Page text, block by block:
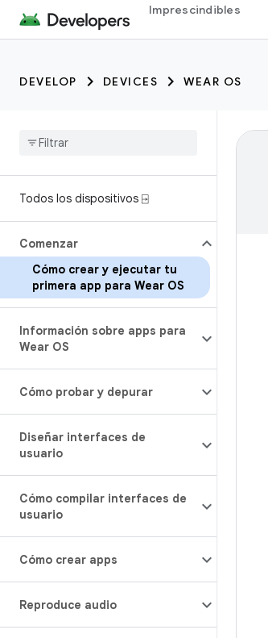
Imprescindibles
DEVELOP DEVICES WEAR OS
Todos los dispositivos ⍈
Comenzar
Cómo crear y ejecutar tu
primera app para Wear OS
Información sobre apps para
Wear OS
Cómo probar y depurar
Diseñar interfaces de
usuario
Cómo compilar interfaces de
usuario
Cómo crear apps
Reproduce audio